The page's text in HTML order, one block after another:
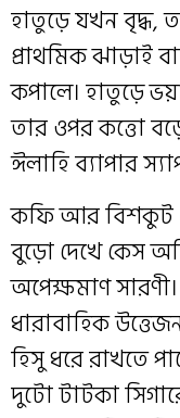
হাতুড়ে যখন বৃদ্ধ,
প্রাথমিক ঝাড়াই
কপালে। হাতুড়ে
তার ওপর কত্তো
ঈলাহি ব‍্যাপার
কফি আর বিশকুট
বুড়ো দেখে কেস
অপেক্ষমাণ
ধারাবাহিক
হিসু ধরে রাখতে
দুটো টাটকা